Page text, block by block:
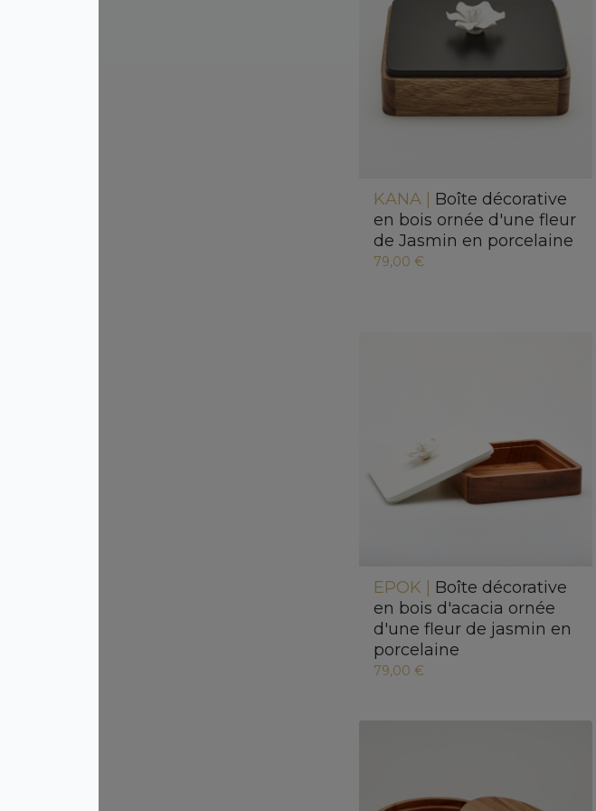
KANA | Boîte décorative
en bois ornée d'une fleur
de Jasmin en porcelaine
79,00 €
EPOK | Boîte décorative
en bois d'acacia ornée
d'une fleur de jasmin en
porcelaine
79,00 €